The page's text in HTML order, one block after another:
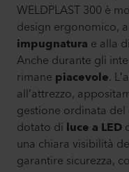
WELDPLAST 300 è
design ergonomico,
impugnatura e alla
Anche durante gli
rimane piacevole.
all’attrezzo,
gestione ordinata del
dotato di luce a LED
una chiara visibilità
garantire sicurezza,